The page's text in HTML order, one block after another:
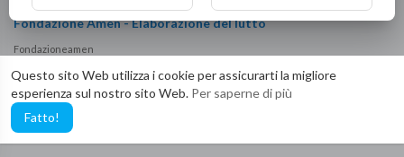
Questo sito Web utilizza i cookie per assicurarti la migliore
esperienza sul nostro sito Web. Per saperne di più
Fatto!
Fondazione Amen - Elaborazione del lutto
FondazioneamenCroatian
Bengali Japanese